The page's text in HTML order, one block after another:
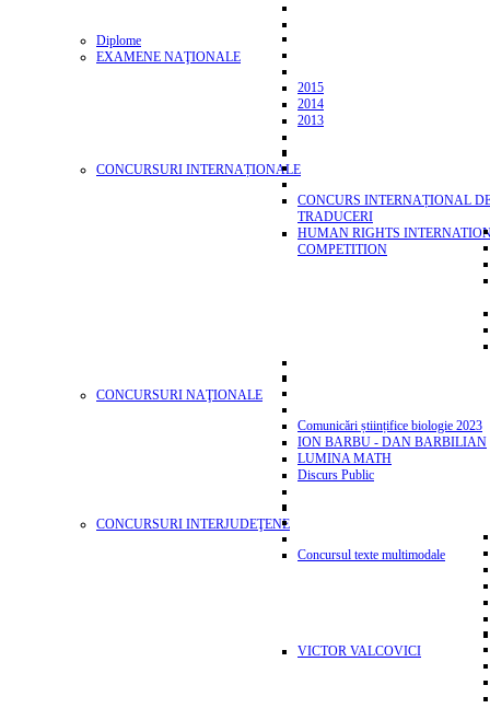
Diplome
EXAMENE NAŢIONALE
2015
2014
2013
CONCURSURI INTERNAȚIONALE
CONCURS INTERNAȚIONAL
TRADUCERI
HUMAN RIGHTS
COMPETITION
CONCURSURI NAŢIONALE
Comunicări științifice biologie 2023
ION BARBU - DAN BARBILIAN
LUMINA MATH
Discurs Public
CONCURSURI INTERJUDEŢENE
Concursul texte multimodale
VICTOR VALCOVICI